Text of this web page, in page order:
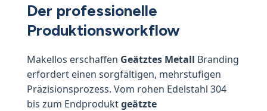
Der professionelle
Produktionsworkflow
Makellos erschaffen Geätztes Metall Branding
erfordert einen sorgfältigen, mehrstufigen
Präzisionsprozess. Vom rohen Edelstahl 304
bis zum Endproduktgeätzte